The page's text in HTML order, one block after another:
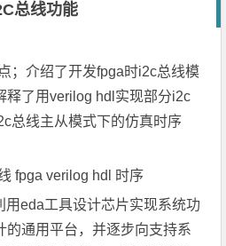
总线功能
；介绍了开发fpga时i2c总线模
释了用verilog hdl实现部分i2c
总线主从模式下的仿真时序
verilog hdl 时序
eda工具设计芯片实现系统功
的通用平台，并逐步向支持系